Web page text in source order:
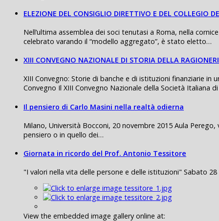
ELEZIONE DEL CONSIGLIO DIRETTIVO E DEL COLLEGIO
Nell’ultima assemblea dei soci tenutasi a Roma, nella
celebrato varando il “modello aggregato”, è stato eletto…
XIII CONVEGNO NAZIONALE DI STORIA DELLA
XIII Convegno: Storie di banche e di istituzioni finanziarie
Convegno Il XIII Convegno Nazionale della Società Italiana
Il pensiero di Carlo Masini nella realtà odierna
Milano, Università Bocconi, 20 novembre 2015 Aula
pensiero o in quello dei…
Giornata in ricordo del Prof. Antonio Tessitore
"I valori nella vita delle persone e delle istituzioni" Sabato
View the embedded image gallery online at: